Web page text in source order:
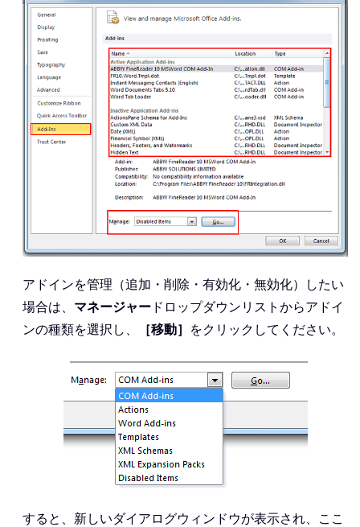
アドインを管理（追加・削除・有効化・無効化）したい
場合は、 マネージャー ドロップダウンリストからアドイ
ンの種類を選択し、
［移動］ をクリックしてください。
すると、新しいダイアログウィンドウが表示され、ここ